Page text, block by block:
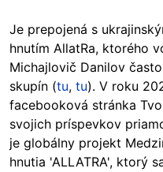
Je prepojená s
hnutím AllatRa, ktorého
Michajlovič Danilov
skupín (tu, tu). V roku
facebooková stránka
svojich príspevkov
je globálny projekt
hnutia 'ALLATRA', ktorý